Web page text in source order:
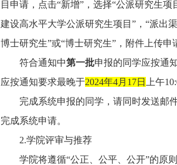
目申请，点击“新增”，选择“公派研究生
建设高水平大学公派研究生项目”，“派出
博士研究生”或“博士研究生”，附件上传
符合通知中第一批申报的同学应按通
应按通知要求最晚于2024年4月17日
上午
完成系统申报的同学，请同时发送邮
完成系统申请。
2.学院评审与推荐
学院将遵循“公正、公平、公开”的原